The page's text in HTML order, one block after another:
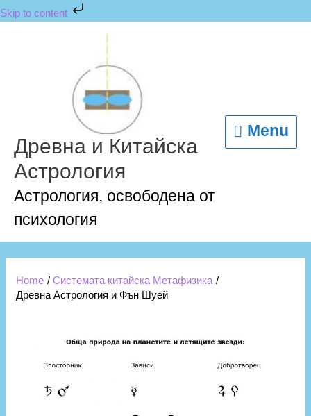
Skip to content
Skip
to
Древна и Китайска
Астрология
Астрология, освободена от
психология
Menu
Home
Системата китайска Метафизика
Древна Астрология и Фън Шуей